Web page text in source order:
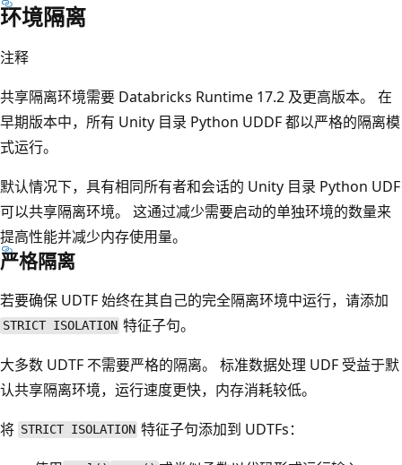
环境隔离
注释
共享隔离环境需要 Databricks Runtime 17.2 及更高版本。 在
早期版本中，所有 Unity 目录 Python UDDF 都以严格的隔离模
式运行。
默认情况下，具有相同所有者和会话的 Unity 目录 Python UDF
可以共享隔离环境。 这通过减少需要启动的单独环境的数量来
提高性能并减少内存使用量。
严格隔离
若要确保 UDTF 始终在其自己的完全隔离环境中运行，请添加
STRICT ISOLATION 特征子句。
大多数 UDTF 不需要严格的隔离。 标准数据处理 UDF 受益于默
认共享隔离环境，运行速度更快，内存消耗较低。
将 STRICT ISOLATION 特征子句添加到 UDTFs：